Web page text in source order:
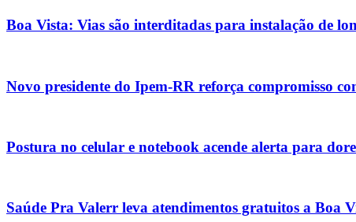
Boa Vista: Vias são interditadas para instalação de
Novo presidente do Ipem-RR reforça compromisso
Postura no celular e notebook acende alerta para
Saúde Pra Valerr leva atendimentos gratuitos a Boa